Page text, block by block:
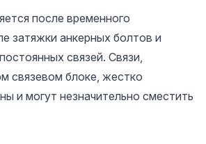
после временного
затяжки анкерных болтов и
связей. Связи,
связевом блоке, жестко
и могут незначительно сместить